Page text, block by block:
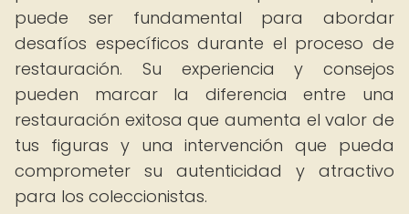
puede ser fundamental para abordar
desafíos específicos durante el proceso de
restauración. Su experiencia y consejos
pueden marcar la diferencia entre una
restauración exitosa que aumenta el valor de
tus figuras y una intervención que pueda
comprometer su autenticidad y atractivo
para los coleccionistas.